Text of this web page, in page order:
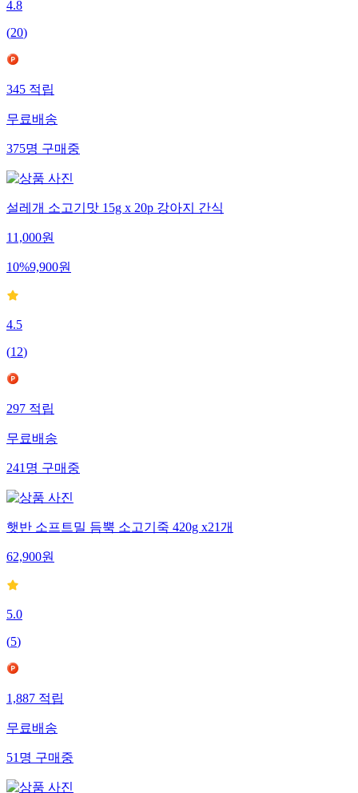
4.8
(20)
345적립
무료배송
375명구매중
설레개 소고기맛 15g x 20p 강아지 간식
11,000원
10%9,900원
4.5
(12)
297적립
무료배송
241명구매중
햇반 소프트밀 듬뿍 소고기죽 420g x21개
62,900원
5.0
(5)
1,887적립
무료배송
51명구매중